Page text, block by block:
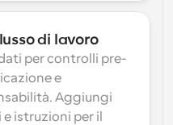
di lavoro
per controlli pre-
e
Aggiungi
istruzioni per il